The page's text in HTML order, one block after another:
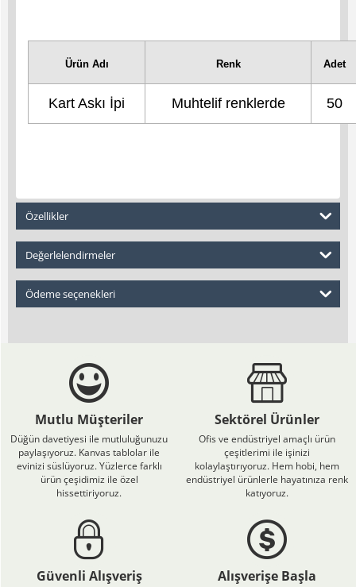
Ürün Adı Renk Adet
Kart Askı İpi Muhtelif renklerde 50
Özellikler
Değerlelendirmeler
Ödeme seçenekleri
Mutlu Müşteriler
Düğün davetiyesi ile mutluluğunuzu
paylaşıyoruz. Kanvas tablolar ile
evinizi süslüyoruz. Yüzlerce farklı
ürün çeşidimiz ile özel
hissettiriyoruz.
Sektörel Ürünler
Ofis ve endüstriyel amaçlı ürün
çeşitlerimi ile işinizi
kolaylaştırıyoruz. Hem hobi, hem
endüstriyel ürünlerle hayatınıza renk
katıyoruz.
Güvenli Alışveriş Alışverişe Başla